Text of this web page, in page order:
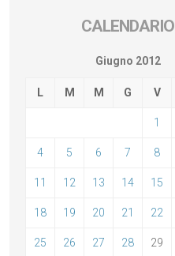
CALENDARIO
Giugno 2012
L M M G V
1
4 5 6 7 8
11 12 13 14 15
18 19 20 21 22
25 26 27 28 29